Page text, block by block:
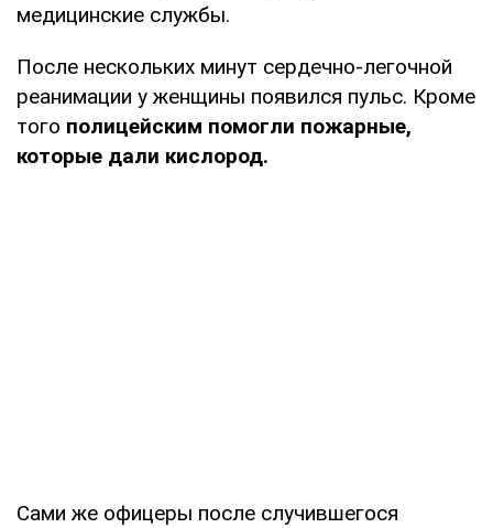
медицинские службы.
После нескольких минут сердечно-легочной
реанимации у женщины появился пульс. Кроме
того полицейским помогли пожарные,
которые дали кислород.
Сами же офицеры после случившегося